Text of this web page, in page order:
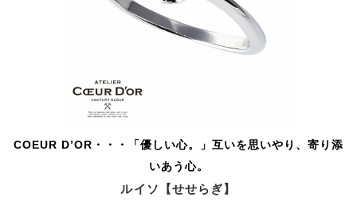
COEUR D’OR・・・「優しい心。」互いを思いやり、寄り添
いあう心。
ルイソ【せせらぎ】